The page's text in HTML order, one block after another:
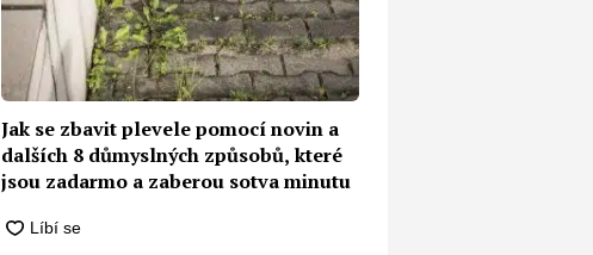
Jak se zbavit plevele pomocí novin a
dalších 8 důmyslných způsobů, které
jsou zadarmo a zaberou sotva minutu